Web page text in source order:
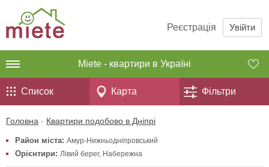
Реєстрація Увійти
Miete - квартири в Україні
Список Карта Фільтри
Головна - Квартири подобово в Дніпрі
Район міста: Амур-Нижньодніпровський
Орієнтири: Лівий берег, Набережна